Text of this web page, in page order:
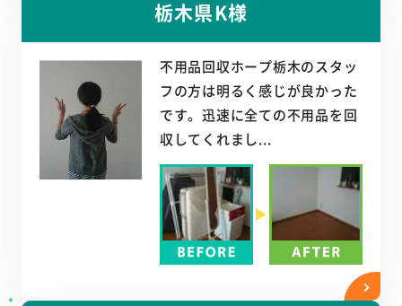
栃木県K様
不用品回収ホープ栃木のスタッ
フの方は明るく感じが良かった
です。迅速に全ての不用品を回
収してくれまし...